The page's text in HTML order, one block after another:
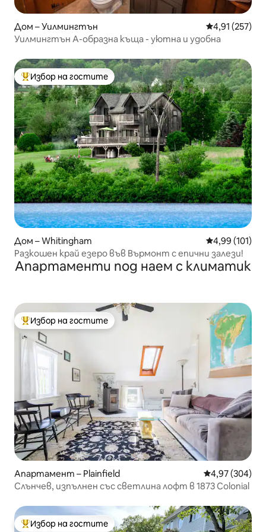
Дом – Уилмингтън Средна
4,91 (257)
Уилмингтън А-образна къща - уютна и удобна
Най-популярен избор на гостите
Избор на гостите
Дом – Whitingham Средна
4,99 (101)
Разкошен край езеро във Върмонт с епични залези!
Апартаменти под наем с климатик
Най-популярен избор на гостите
Избор на гостите
Апартамент – Plainfield Средна
4,97 (304)
Слънчев, изпълнен със светлина лофт в 1873 Colonial
Най-популярен избор на гостите
Избор на гостите